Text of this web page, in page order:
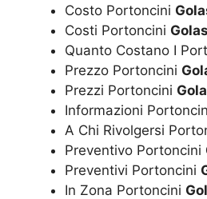
Costo Portoncini
Costi Portoncini
Quanto Costano I
Prezzo Portoncini
Prezzi Portoncini
Informazioni
A Chi Rivolgersi
Preventivo Portoncini
Preventivi Portoncini
In Zona Portoncini